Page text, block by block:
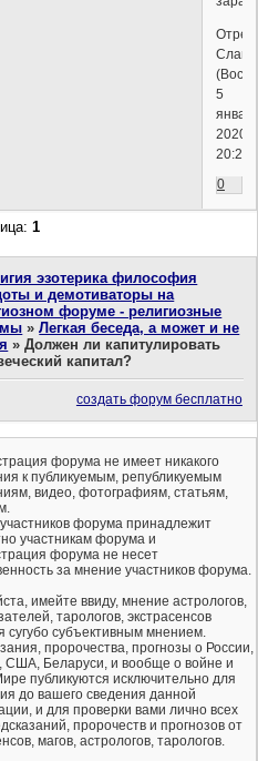
Слава
5
2020г.
20:22)
0
1
эзотерика философия
и демотиваторы на
форуме - религиозные
»Легкая беседа, а может и не
»Должен ли капитулировать
капитал?
создать форум бесплатно
форума не имеет никакого
к публикуемым, републикуемым
видео, фотографиям, статьям,
форума принадлежит
участникам форума и
форума не несет
за мнение участников форума.
имейте ввиду, мнение астрологов,
тарологов, экстрасенсов
сугубо субъективным мнением.
пророчества, прогнозы о России,
США, Беларуси, и вообще о войне и
публикуются исключительно для
до вашего сведения данной
и для проверки вами лично всех
пророчеств и прогнозов от
магов, астрологов, тарологов.